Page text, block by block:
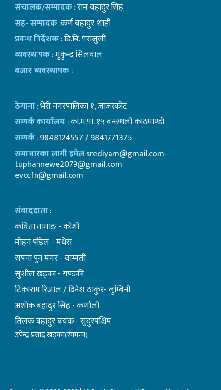
संचालक/सम्पादक: राम वहादुर सिंह
सह- सम्पादक:कर्ण बहादुर शाही
प्रबन्ध निर्देशक: डि.बि. पराजुली
ब्यवस्थापक: मुकुन्द सिलवाल
बजार ब्यवस्थापक:
ठेगाना: भेरी नगरपालिका १, जाजरकोट
सम्पर्क कार्यालय: का.म.पा. १५ बनस्थली काठमाण्डाै
सम्पर्क: 9848124557 / 9841771375
समाचारका लागी इमेलsrediyam@gmail.com
tuphannewe2079@gmail.com
evccfn@gmail.com
संवाददाता:
कविता तामाङ - कोशी
माेहन पाैडेल - मधेस
सपना पुन मगर - वाग्मती
सुशील खड्का - गण्डकी
टिकाराम रिजाल / दिनेश ठाकुर- लुम्बिनी
अशाेक बहादुर सिंह - कर्णाली
तिलक बहादुर बयक - सुदुरपश्चिम
उपेन्द्र प्रसाद खड्का(रंगमन्च)